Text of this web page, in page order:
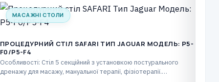
МАСАЖНІ СТОЛИ
ПРОЦЕДУРНИЙ СТІЛ SAFARI ТИП JAGUAR МОДЕЛЬ: P5-
F0/P5-F4
Особливості: Стіл 5 секційний з установкою постурального
дренажу для масажу, мануальної терапії, фізіотерапії.